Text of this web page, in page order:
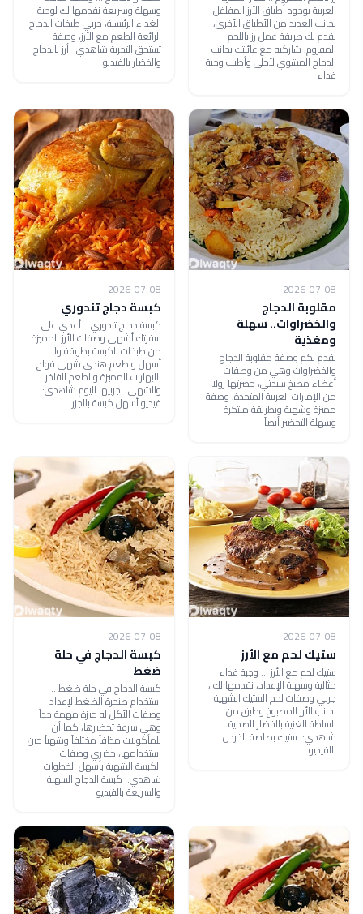
العربية بوجود أطباق الأرز المفلفل
بجانب العديد من الأطباق الأخرى،
نقدم لك طريقة عمل رز باللحم
المفروم، شاركيه مع عائلتك بجانب
الدجاج المشوي لأحلى وأطيب وجبة
غداء
وسهلة وسريعة نقدمها لك لوجبة
الغداء الرئيسية، جربي طبخات الدجاج
الرائعة الطعم مع الأرز، وصفة
تستحق التجربة شاهدي: أرز بالدجاج
والخضار بالفيديو
2026-07-08
مقلوبة الدجاج
والخضراوات.. سهلة
ومغذية
نقدم لكم وصفة مقلوبة الدجاج
والخضراوات وهي من وصفات
أعضاء مطبخ سيدتي، حضرتها رولا
من الإمارات العربية المتحدة، وصفة
مميزة وشهية وبطريقة مبتكرة
وسهلة التحضير أيضاً
2026-07-08
كبسة دجاج تندوري
كبسة دجاج تندوري .. أعدي على
سفرتك أشهى وصفات الأرز المميزة
من طبخات الكبسة بطريقة ولا
أسهل وبطعم هندي شهي فواح
بالبهارات المميزة والطعم الفاخر
والشهي.. جربيها اليوم شاهدي:
فيديو أسهل كبسة بالجزر
2026-07-08
ستيك لحم مع الأرز
ستيك لحم مع الأرز ... وجبة غداء
مثالية وسهلة الإعداد، نقدمها لكِ ،
جربي وصفات لحم الستيك الشهية
بجانب الأرز المطبوخ وطبق من
السلطة الغنية بالخضار الصحية
شاهدي: ستيك بصلصة الخردل
بالفيديو
2026-07-08
كبسة الدجاج في حلة
ضغط
كبسة الدجاج في حلة ضغط ..
استخدام طنجرة الضغط لإعداد
وصفات الأكل له ميزة مهمة جداً
وهي سرعة تحضيرها، كما أن
للمأكولات مذاقاً مختلفاً وشهياً حين
استخدامها، حضري وصفات
الكبسة الشهية بأسهل الخطوات
شاهدي: كبسة الدجاج السهلة
والسريعة بالفيديو